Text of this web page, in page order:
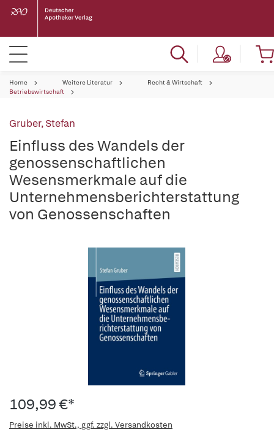
Home Weitere Literatur
Recht & Wirtschaft
Betriebswirtschaft
Gruber, Stefan
Einfluss des Wandels der
genossenschaftlichen
Wesensmerkmale auf die
Unternehmensberichterstattung
von Genossenschaften
109,99 €*
Preise inkl. MwSt., ggf. zzgl. Versandkosten